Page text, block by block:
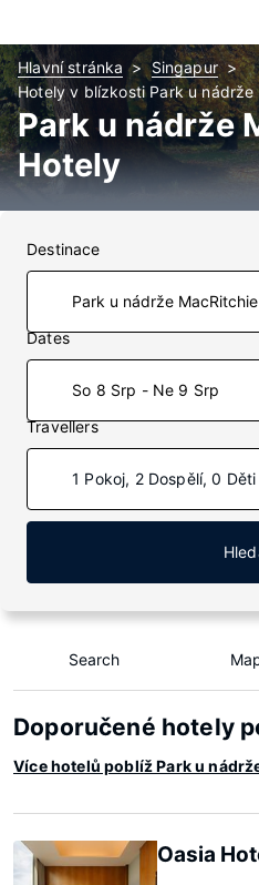
Hlavní stránka
Singapur
Hotely v blízkosti Park u nádrže
Park u nádrže
Hotely
Destinace
Dates
So 8 Srp - Ne 9 Srp
Travellers
1 Pokoj, 2 Dospělí, 0 Děti
Search
Doporučené hotely
Více hotelů poblíž Park u
Oasia